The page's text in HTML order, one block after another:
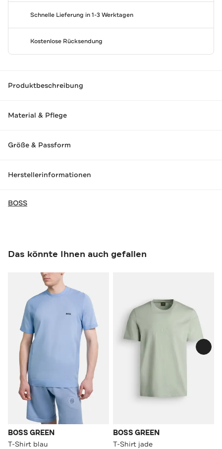
Schnelle Lieferung in 1-3 Werktagen
Kostenlose Rücksendung
Produktbeschreibung
Material & Pflege
Größe & Passform
Herstellerinformationen
BOSS
Das könnte Ihnen auch gefallen
BOSS GREEN
T-Shirt blau
BOSS GREEN
T-Shirt jade